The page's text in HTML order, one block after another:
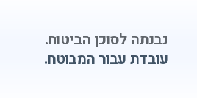
נבנתה לסוכן הביטוח.
עובדת עבור המבוטח.